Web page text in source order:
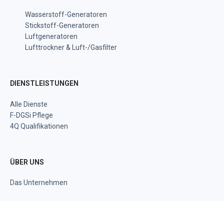
Wasserstoff-Generatoren
Stickstoff-Generatoren
Luftgeneratoren
Lufttrockner & Luft-/Gasfilter
DIENSTLEISTUNGEN
Alle Dienste
F-DGSi Pflege
4Q Qualifikationen
ÜBER UNS
Das Unternehmen